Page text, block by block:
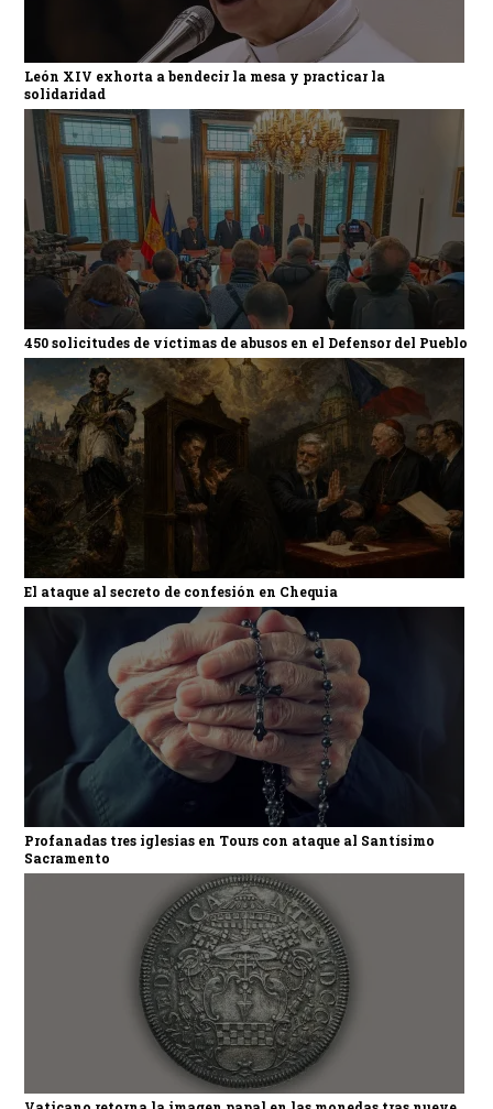
León XIV exhorta a bendecir la mesa y practicar la
solidaridad
450 solicitudes de víctimas de abusos en el Defensor del Pueblo
El ataque al secreto de confesión en Chequia
Profanadas tres iglesias en Tours con ataque al Santísimo
Sacramento